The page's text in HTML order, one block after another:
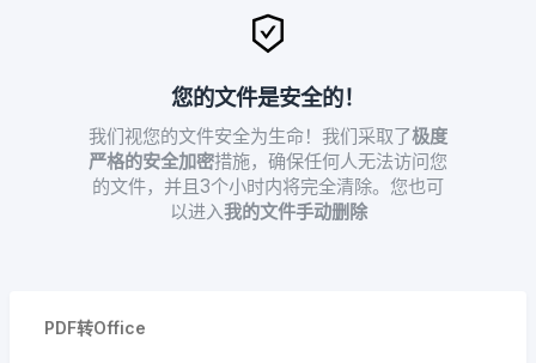
您的文件是安全的！
我们视您的文件安全为生命！我们采取了极度
严格的安全加密措施，确保任何人无法访问您
的文件，并且3个小时内将完全清除。您也可
以进入我的文件手动删除
PDF转Office